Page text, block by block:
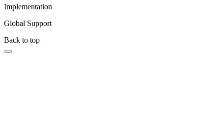
Implementation
Global Support
Back to top